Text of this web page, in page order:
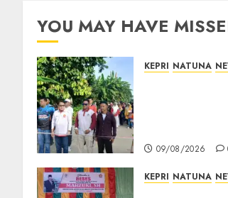
YOU MAY HAVE
KEPRI NATUNA
09/08/2026
KEPRI NATUNA